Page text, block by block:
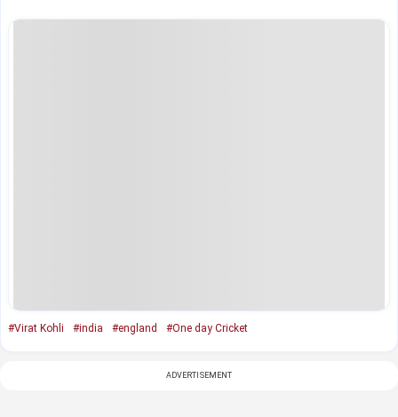
#Virat Kohli #india #england #One day Cricket
ADVERTISEMENT